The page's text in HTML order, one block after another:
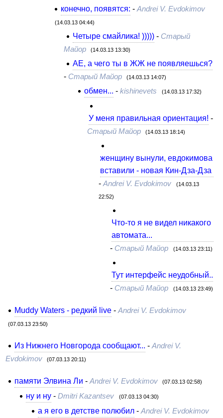
конечно, появятся: -Andrei V. Evdokimov
(14.03.13 04:44)
Четыре смайлика! )))))- Старый
Майор
(14.03.13 13:30)
АЕ, а чего ты в ЖЖ не появляешься?
- Старый Майор (14.03.13 14:07)
обмен... -kishinevets (14.03.13 17:32)
У меня правильная ориентация! -
Старый Майор (14.03.13 18:14)
женщину вынули, евдокимова
вставили - новая Кин-Дза-Дза
- Andrei V. Evdokimov (14.03.13
22:52)
Что-то я не видел никакого
автомата...
- Старый Майор (14.03.13 23:11)
Тут интерфейс неудобный..
- Старый Майор (14.03.13 23:49)
Muddy Waters - редкий live- Andrei V. Evdokimov
(07.03.13 23:50)
Из Нижнего Новгорода сообщают... - Andrei V.
Evdokimov
(07.03.13 20:11)
памяти Элвина Ли - Andrei V. Evdokimov (07.03.13 02:58)
ну и ну -Dmitri Kazantsev (07.03.13 04:30)
а я его в детстве полюбил- Andrei V. Evdokimov